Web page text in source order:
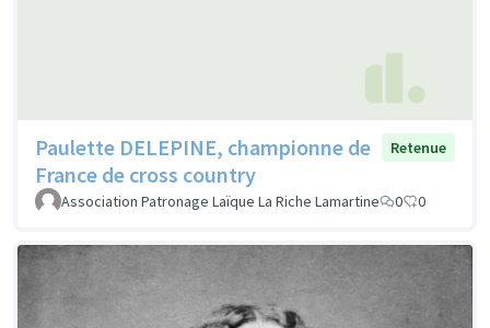
Paulette DELEPINE, championne de
France de cross country
Retenue
Association Patronage Laïque La Riche Lamartine 0 0